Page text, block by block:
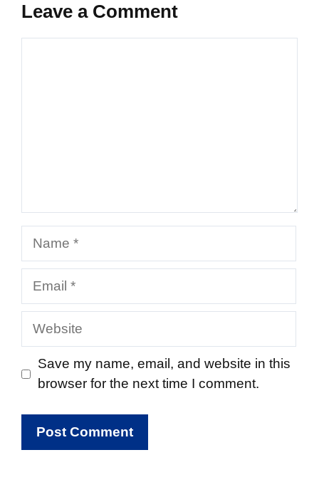
Leave a Comment
Website
Save my name, email, and website in this
browser for the next time I comment.